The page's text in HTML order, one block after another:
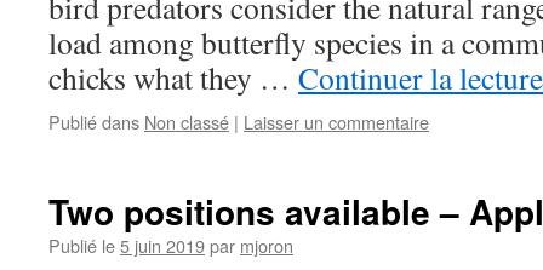
load among butterfly species in a
chicks what they … Continuer la
Publié dans Non classé | Laisser un commentaire
Two positions available –
Publié le5 juin 2019par mjoron